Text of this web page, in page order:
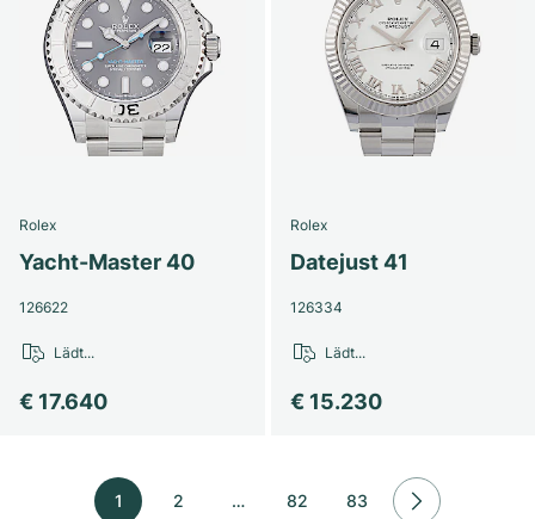
Rolex
Yacht-Master 40
126622
€ 17.640
Lädt...
Rolex
Datejust 41
126334
€ 15.230
Lädt...
1 2 … 82 83